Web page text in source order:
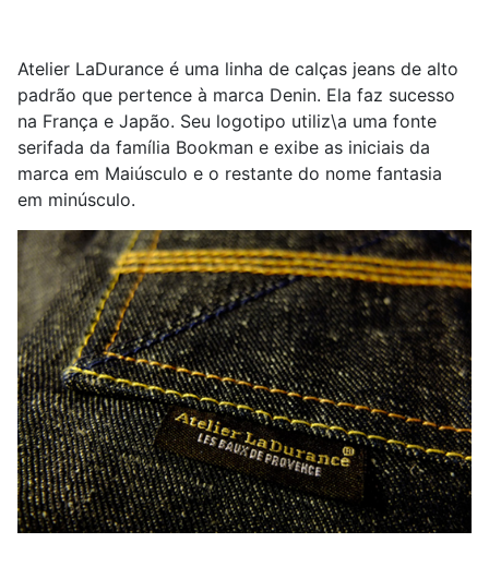
Atelier LaDurance é uma linha de calças jeans de alto
padrão que pertence à marca Denin. Ela faz sucesso
na França e Japão. Seu logotipo utiliz\a uma fonte
serifada da família Bookman e exibe as iniciais da
marca em Maiúsculo e o restante do nome fantasia
em minúsculo.